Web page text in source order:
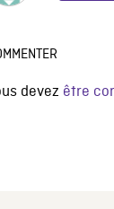
devez être